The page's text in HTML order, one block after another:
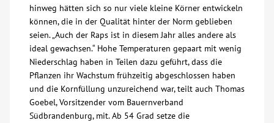
AWO BB Süd
hinweg hätten sich so nur viele kleine Körner entwickeln
können, die in der Qualität hinter der Norm geblieben
seien. „Auch der Raps ist in diesem Jahr alles andere als
ideal gewachsen.“ Hohe Temperaturen gepaart mit wenig
Niederschlag haben in Teilen dazu geführt, dass die
Pflanzen ihr Wachstum frühzeitig abgeschlossen haben
und die Kornfüllung unzureichend war, teilt auch Thomas
Goebel, Vorsitzender vom Bauernverband
Südbrandenburg, mit. Ab 54 Grad setze die